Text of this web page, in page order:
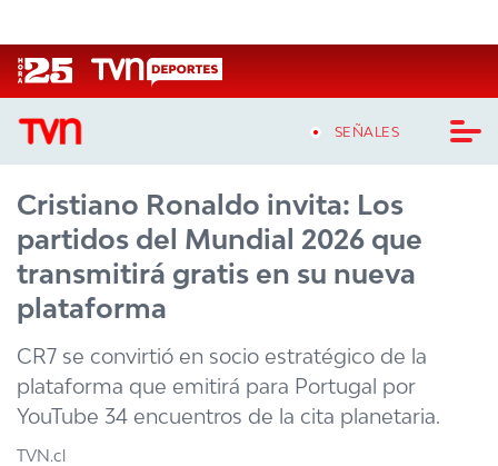
SEÑALES
CASTING MASTERCHEF CHILE
CASTING TVN VERTICAL
TVN VERTICAL
TVN PLAY
PROGRAMAS
Cristiano Ronaldo invita: Los
partidos del Mundial 2026 que
transmitirá gratis en su nueva
plataforma
CR7 se convirtió en socio estratégico de la
plataforma que emitirá para Portugal por
YouTube 34 encuentros de la cita planetaria.
TVN.cl